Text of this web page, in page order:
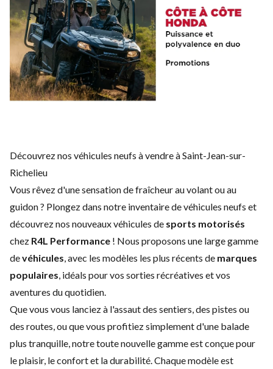
Découvrez nos véhicules neufs à vendre à Saint-Jean-sur-
Richelieu
Vous rêvez d'une sensation de fraîcheur au volant ou au
guidon ? Plongez dans notre inventaire de véhicules neufs et
découvrez nos nouveaux véhicules de sports motorisés
chez R4L Performance ! Nous proposons une large gamme
devéhicules, avec les modèles les plus récents de marques
populaires, idéals pour vos sorties récréatives et vos
aventures du quotidien.
Que vous vous lanciez à l'assaut des sentiers, des pistes ou
des routes, ou que vous profitiez simplement d'une balade
plus tranquille, notre toute nouvelle gamme est conçue pour
le plaisir, le confort et la durabilité. Chaque modèle est